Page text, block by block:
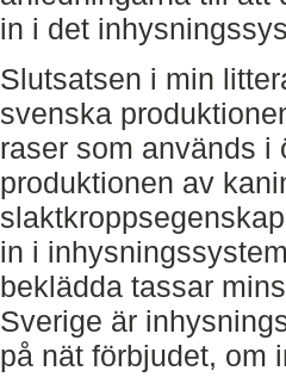
in i det
Slutsatsen i min
svenska
raser som används i
produktionen av
in i
beklädda tassar
Sverige är
på nät förbjudet, om